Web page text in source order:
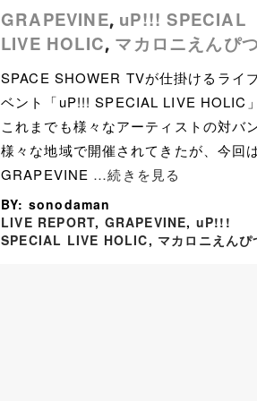
GRAPEVINE, uP!!! SPECIAL
LIVE HOLIC, マカロニえんぴつ
SPACE SHOWER TVが仕掛けるライ
ベント「uP!!! SPECIAL LIVE HOLIC」
これまでも様々なアーティストの対バ
様々な地域で開催されてきたが、今回
GRAPEVINE …続きを見る
BY: sonodaman
LIVE REPORT, GRAPEVINE, uP!!!
SPECIAL LIVE HOLIC, マカロニえんぴ